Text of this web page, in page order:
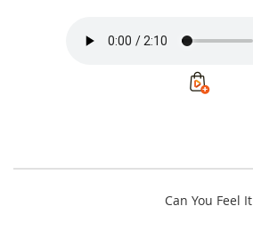
Can You Feel It